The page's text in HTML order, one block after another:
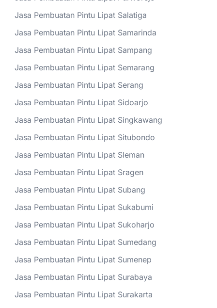
Jasa Pembuatan Pintu Lipat Salatiga
Jasa Pembuatan Pintu Lipat Samarinda
Jasa Pembuatan Pintu Lipat Sampang
Jasa Pembuatan Pintu Lipat Semarang
Jasa Pembuatan Pintu Lipat Serang
Jasa Pembuatan Pintu Lipat Sidoarjo
Jasa Pembuatan Pintu Lipat Singkawang
Jasa Pembuatan Pintu Lipat Situbondo
Jasa Pembuatan Pintu Lipat Sleman
Jasa Pembuatan Pintu Lipat Sragen
Jasa Pembuatan Pintu Lipat Subang
Jasa Pembuatan Pintu Lipat Sukabumi
Jasa Pembuatan Pintu Lipat Sukoharjo
Jasa Pembuatan Pintu Lipat Sumedang
Jasa Pembuatan Pintu Lipat Sumenep
Jasa Pembuatan Pintu Lipat Surabaya
Jasa Pembuatan Pintu Lipat Surakarta